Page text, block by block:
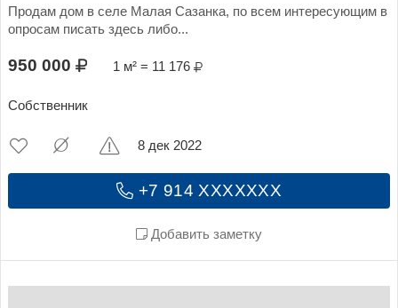
Продам дом в селе Малая Сазанка, по всем интересующим в
опросам писать здесь либо...
950 000 1 м² = 11 176
Собственник
+7 914 XXXXXXX
Добавить заметку
8 дек 2022